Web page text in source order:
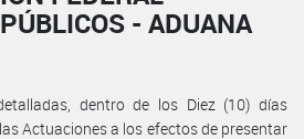
- ADUANA
dentro de los Diez (10) días
Actuaciones a los efectos de presentar